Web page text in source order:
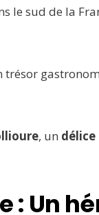
le sud de la
trésor
, un
: Un